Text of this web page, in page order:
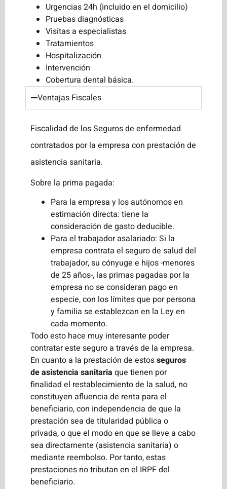
Urgencias 24h (incluido en el domicilio)
Pruebas diagnósticas
Visitas a especialistas
Tratamientos
Hospitalización
Intervención
Cobertura dental básica.
Ventajas Fiscales
Fiscalidad de los Seguros de enfermedad
contratados por la empresa con prestación de
asistencia sanitaria.
Sobre la prima pagada:
Para la empresa y los autónomos en
estimación directa: tiene la
consideración de gasto deducible.
Para el trabajador asalariado: Si la
empresa contrata el seguro de salud del
trabajador, su cónyuge e hijos -menores
de 25 años-, las primas pagadas por la
empresa no se consideran pago en
especie, con los límites que por persona
y familia se establezcan en la Ley en
cada momento.
Todo esto hace muy interesante poder
contratar este seguro a través de la empresa.
En cuanto a la prestación de estosseguros
de asistencia sanitaria que tienen por
finalidad el restablecimiento de la salud, no
constituyen afluencia de renta para el
beneficiario, con independencia de que la
prestación sea de titularidad pública o
privada, o que el modo en que se lleve a cabo
sea directamente (asistencia sanitaria) o
mediante reembolso. Por tanto, estas
prestaciones no tributan en el IRPF del
beneficiario.